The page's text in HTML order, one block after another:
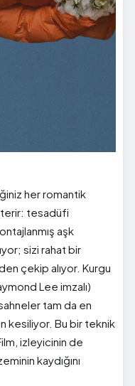
her romantik
tesadüfi
aşk
sizi rahat bir
çekip alıyor. Kurgu
Lee imzalı)
tam da en
kesiliyor. Bu bir teknik
izleyicinin de
kaydığını